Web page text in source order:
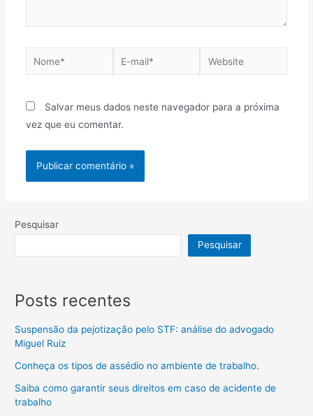
Salvar meus dados neste navegador para a próxima
vez que eu comentar.
Pesquisar
Pesquisar
Posts recentes
Suspensão da pejotização pelo STF: análise do advogado
Miguel Ruiz
Conheça os tipos de assédio no ambiente de trabalho.
Saiba como garantir seus direitos em caso de acidente de
trabalho